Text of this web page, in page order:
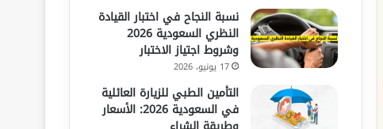
نسبة النجاح في اختبار القيادة
النظري السعودية 2026
وشروط اجتياز الاختبار
17 يونيو، 2026
التأمين الطبي للزيارة العائلية
في السعودية 2026: الأسعار